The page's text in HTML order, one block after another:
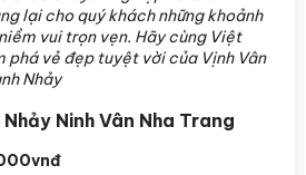
lại cho quý khách những khoảnh
vui trọn vẹn. Hãy cùng Việt
phá vẻ đẹp tuyệt vời của Vịnh Vân
Nhảy
Ninh Vân Nha Trang